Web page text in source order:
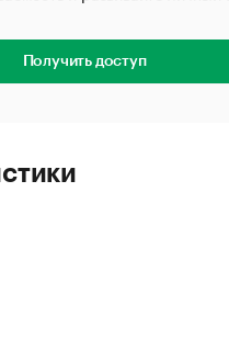
Получить доступ